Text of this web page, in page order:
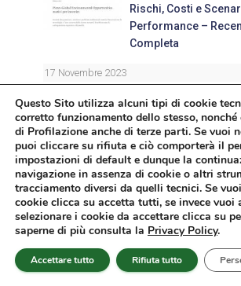
Rischi, Costi e
Performance –
Completa
17 Novembre 2023
Fondi Investimento
Convengono?
Caratteristiche
27 Marzo 2025
Allianz Azioni
Fondo Comune di
28 Gennaio 2022
Questo Sito utilizza alcuni tipi di cookie
corretto funzionamento dello stesso,
di Profilazione anche di terze parti. Se vuoi
puoi cliccare su rifiuta e ciò comporterà il
impostazioni di default e dunque la
navigazione in assenza di cookie o altri
tracciamento diversi da quelli tecnici. Se
cookie clicca su accetta tutti, se invece vuoi
selezionare i cookie da accettare clicca su
saperne di più consulta la Privacy Policy.
Accettare tutto Rifiuta tutto